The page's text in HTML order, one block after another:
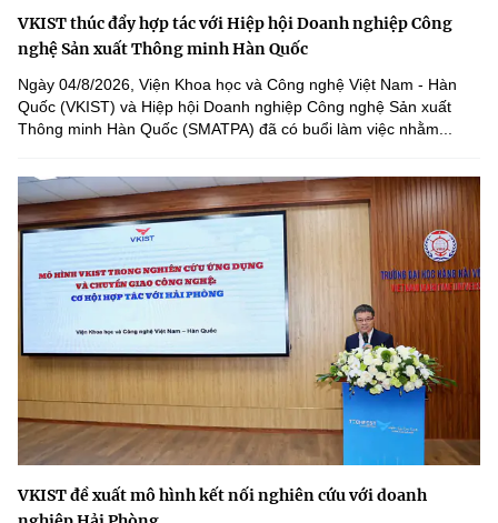
VKIST thúc đẩy hợp tác với Hiệp hội Doanh nghiệp Công
nghệ Sản xuất Thông minh Hàn Quốc
Ngày 04/8/2026, Viện Khoa học và Công nghệ Việt Nam - Hàn
Quốc (VKIST) và Hiệp hội Doanh nghiệp Công nghệ Sản xuất
Thông minh Hàn Quốc (SMATPA) đã có buổi làm việc nhằm...
VKIST đề xuất mô hình kết nối nghiên cứu với doanh